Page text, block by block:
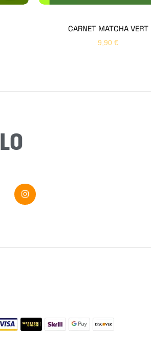
CARNET MATCHA VERT
9,90 €
Nom* Prénom*